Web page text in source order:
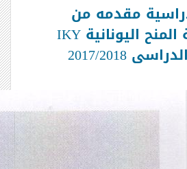
مقدمه من
مؤسسة المنح اليونانية IKY
2017/2018